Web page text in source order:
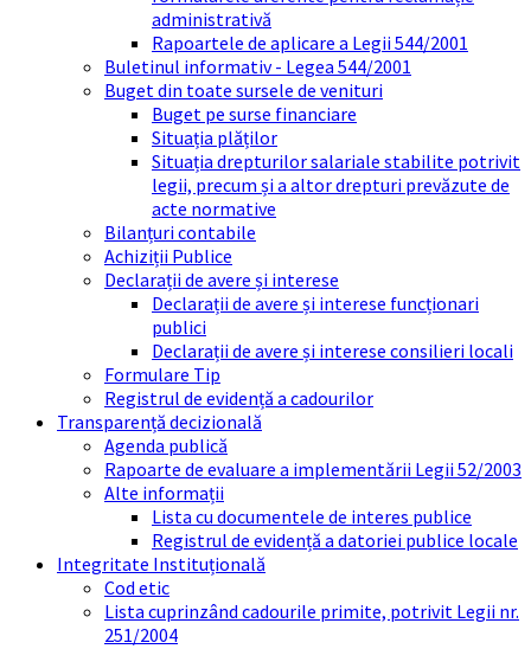
administrativă
Rapoartele de aplicare a Legii 544/2001
Buletinul informativ - Legea 544/2001
Buget din toate sursele de venituri
Buget pe surse financiare
Situația plăților
Situația drepturilor salariale stabilite potrivit
legii, precum și a altor drepturi prevăzute de
acte normative
Bilanțuri contabile
Achiziții Publice
Declarații de avere și interese
Declarații de avere și interese funcționari
publici
Declarații de avere și interese consilieri locali
Formulare Tip
Registrul de evidență a cadourilor
Transparență decizională
Agenda publică
Rapoarte de evaluare a implementării Legii 52/2003
Alte informații
Lista cu documentele de interes publice
Registrul de evidență a datoriei publice locale
Integritate Instituțională
Cod etic
Lista cuprinzând cadourile primite, potrivit Legii nr.
251/2004